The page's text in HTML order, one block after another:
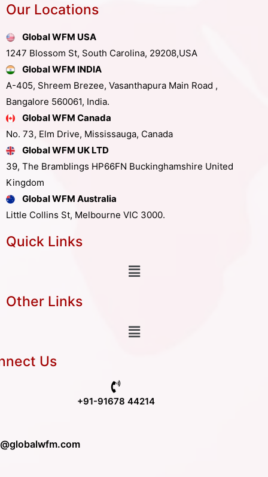
Our Locations
Global WFM USA
1247 Blossom St, South Carolina, 29208,USA
Global WFM INDIA
A-405, Shreem Brezee, Vasanthapura Main Road ,
Bangalore 560061, India.
Global WFM Canada
No. 73, Elm Drive, Mississauga, Canada
Global WFM UK LTD
39, The Bramblings HP66FN Buckinghamshire United
Kingdom
Global WFM Australia
Little Collins St, Melbourne VIC 3000.
Quick Links
Other Links
Us
+91-91678 44214